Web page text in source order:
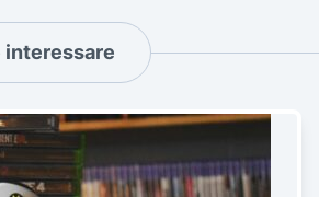
interessare